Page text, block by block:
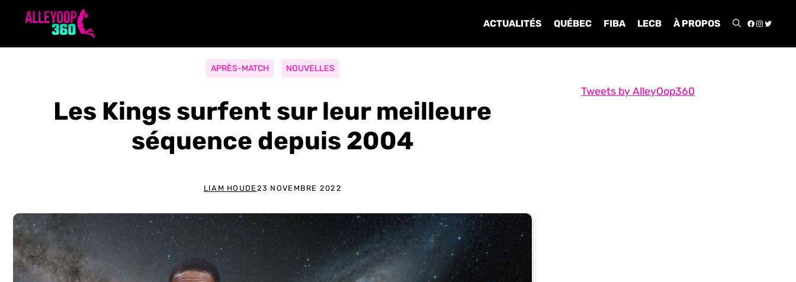
ACTUALITÉS QUÉBEC FIBA LECB À PROPOS
APRÈS-MATCH NOUVELLES
Les Kings surfent sur leur meilleure
séquence depuis 2004
LIAM HOUDE 23 NOVEMBRE 2022
Tweets by AlleyOop360